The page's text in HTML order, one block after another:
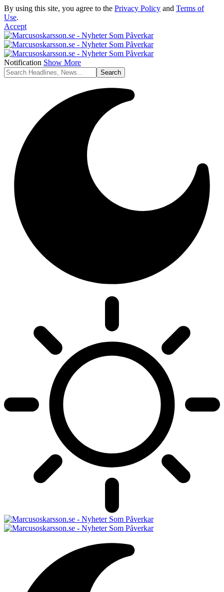
By using this site, you agree to the Privacy Policy and Terms of
Use.
Accept
Notification Show More